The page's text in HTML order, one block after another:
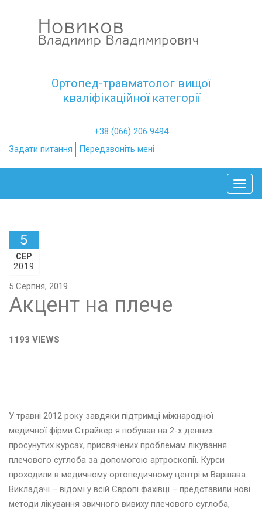
Ортопед-травматолог вищої
кваліфікаційної категорії
+38 (066) 206 9494
Задати питання
Передзвоніть мені
5
СЕР
2019
5 Серпня, 2019
Акцент на плече
1193 VIEWS
У травні 2012 року завдяки підтримці міжнародної
медичної фірми Страйкер я побував на 2-х денних
просунутих курсах, присвячених проблемам лікування
плечового суглоба за допомогою артроскопії. Курси
проходили в медичному ортопедичному центрі м Варшава.
Викладачі – відомі у всій Європі фахівці – представили нові
методи лікування звичного вивиху плечового суглоба,